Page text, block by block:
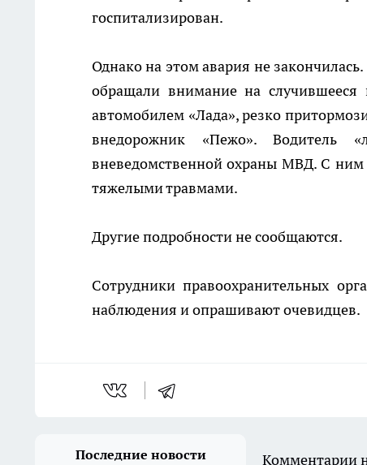
госпитализирован.
Однако на этом авария не
обращали внимание на случившееся
автомобилем «Лада», резко
внедорожник «Пежо». Водитель
вневедомственной охраны МВД. С ним
тяжелыми травмами.
Другие подробности не сообщаются.
Сотрудники правоохранительных
наблюдения и опрашивают очевидцев.
Последние новости Комментарии